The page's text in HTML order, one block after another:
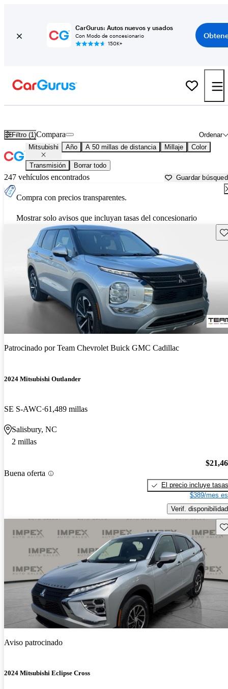
CarGurus: Autos nuevos y usados
Con Modo de concesionario
150K+
Filtro (1) Ordenar
Compara
Mitsubishi Año A 50 millas de distancia Millaje Color
Transmisión Borrar todo
247 vehículos encontrados Guardar
Compra con precios transparentes.
Mostrar solo avisos que incluyan tasas del concesionario
Patrocinado porTeam Chevrolet Buick GMC Cadillac
2024 Mitsubishi Outlander
SE S-AWC 61,489 millas
Salisbury, NC
2 millas
Buena oferta
El precio incluye tasas
$389/mes
Verif. disponibilidad
Aviso patrocinado
2024 Mitsubishi Eclipse Cross